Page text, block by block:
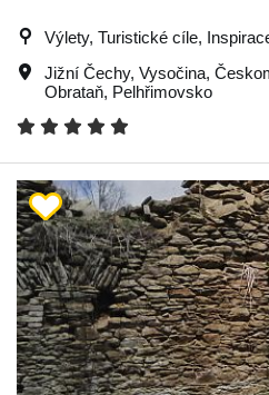
Výlety, Turistické cíle,
Jižní Čechy, Vysočina,
Obrataň, Pelhřimovsko